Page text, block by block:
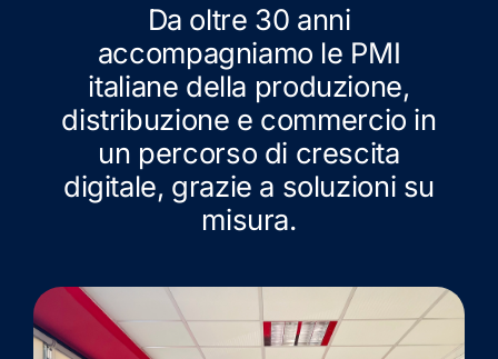
Da oltre 30 anni
accompagniamo le PMI
italiane della produzione,
distribuzione e commercio in
un percorso di crescita
digitale, grazie a soluzioni su
misura.